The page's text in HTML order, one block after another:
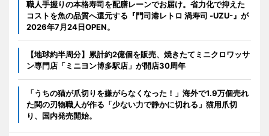
職人手握りの本格寿司を配膳レーンでお届け。省力化で抑えた
コストを魚の品質へ還元する『門司港レトロ 渦寿司 -UZU-』が
2026年7月24日OPEN。
【地球約半周分】累計約2億個を販売、焼きたてミニクロワッサ
ン専門店「ミニヨン博多駅店」が開店30周年
「うちの猫が爪切りを嫌がらなくなった！」海外で1.9万個売れ
た関の刃物職人が作る「少ない力で静かに切れる」猫用爪切
り、国内発売開始。